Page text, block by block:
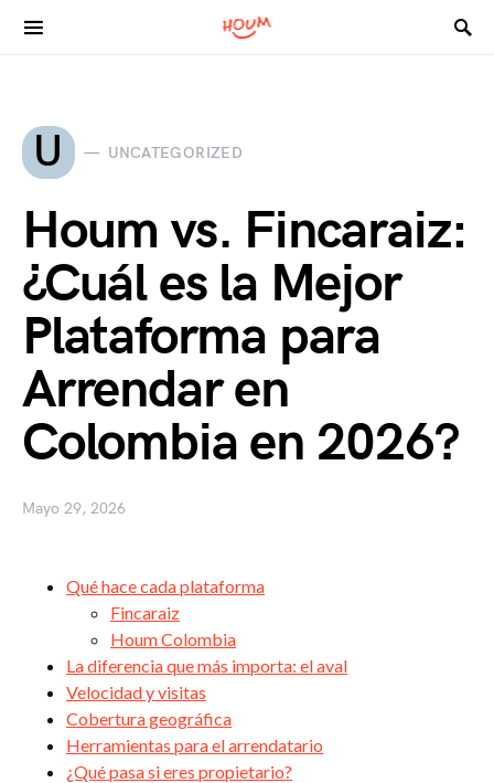
Search for:
U UNCATEGORIZED
Houm vs. Fincaraiz:
¿Cuál es la Mejor
Plataforma para
Arrendar en
Colombia en 2026?
Mayo 29, 2026
Qué hace cada plataforma
Fincaraiz
Houm Colombia
La diferencia que más importa: el aval
Velocidad y visitas
Cobertura geográfica
Herramientas para el arrendatario
¿Qué pasa si eres propietario?